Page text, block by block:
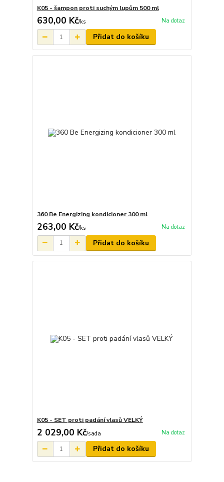
K05 - šampon proti suchým lupům 500 ml
630,00 Kč/ks Na dotaz
Přidat do košíku
360 Be Energizing kondicioner 300 ml
263,00 Kč/ks Na dotaz
Přidat do košíku
K05 - SET proti padání vlasů VELKÝ
2 029,00 Kč/sada Na dotaz
Přidat do košíku